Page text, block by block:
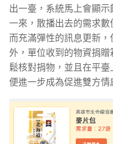
出一臺，系統馬上會顯
一來，散播出去的需求
而充滿彈性的訊息更新
外，單位收到的物資捐
鬆核對捐物，並且在平
便進一步成為促進雙方情